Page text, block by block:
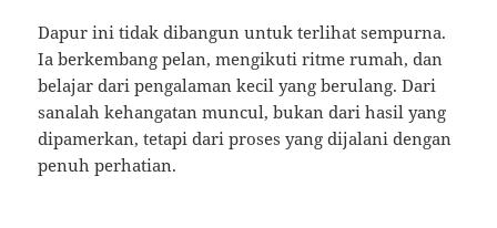
Dapur ini tidak dibangun untuk terlihat sempurna.
Ia berkembang pelan, mengikuti ritme rumah, dan
belajar dari pengalaman kecil yang berulang. Dari
sanalah kehangatan muncul, bukan dari hasil yang
dipamerkan, tetapi dari proses yang dijalani dengan
penuh perhatian.